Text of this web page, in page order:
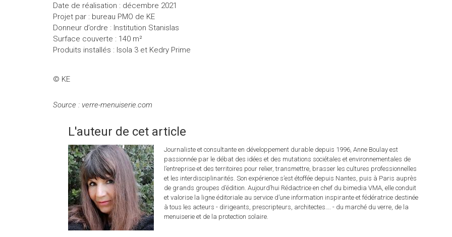
Date de réalisation : décembre 2021
Projet par : bureau PMO de KE
Donneur d’ordre : Institution Stanislas
Surface couverte : 140 m²
Produits installés : Isola 3 et Kedry Prime
© KE
Source : verre-menuiserie.com
L'auteur de cet article
Journaliste et consultante en développement durable depuis 1996, Anne Boulay est
passionnée par le débat des idées et des mutations sociétales et environnementales de
l’entreprise et des territoires pour relier, transmettre, brasser les cultures professionnelles
et les interdisciplinarités. Son expérience s’est étoffée depuis Nantes, puis à Paris auprès
de grands groupes d’édition. Aujourd’hui Rédactrice en chef du bimedia VMA, elle conduit
et valorise la ligne éditoriale au service d’une information inspirante et fédératrice destinée
à tous les acteurs - dirigeants, prescripteurs, architectes…. - du marché du verre, de la
menuiserie et de la protection solaire.